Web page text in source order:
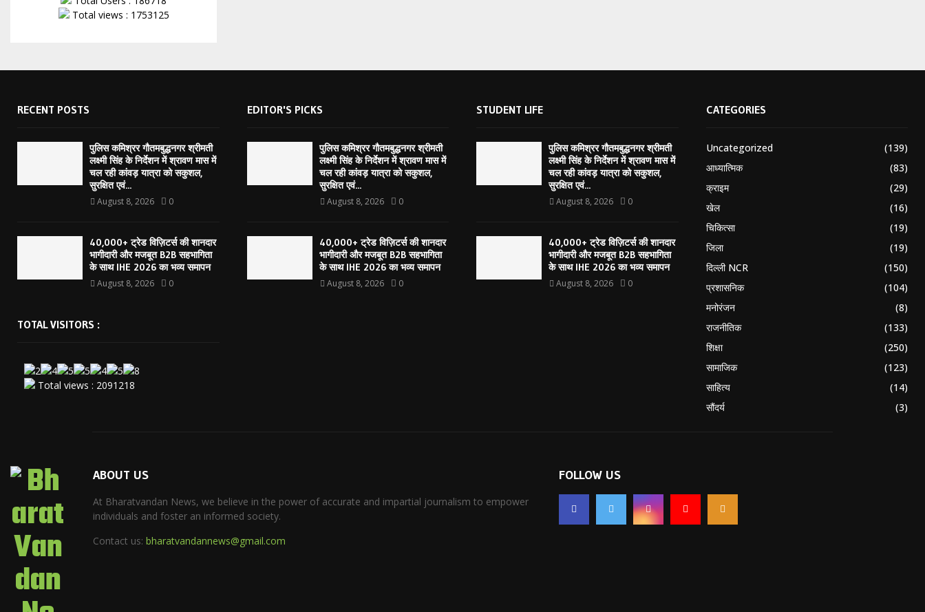
Total views : 1753125
RECENT POSTS
पुलिस कमिश्रर गौतमबुद्धनगर श्रीमती
लक्ष्मी सिंह के निर्देशन में श्रावण मास में
चल रही कांवड़ यात्रा को सकुशल,
सुरक्षित एवं...
August 8, 2026 0
40,000+ ट्रेड विज़िटर्स की शानदार
भागीदारी और मजबूत B2B सहभागिता
के साथ IHE 2026 का भव्य समापन
August 8, 2026 0
TOTAL VISITORS :
Total views : 2091218
EDITOR'S PICKS
पुलिस कमिश्रर गौतमबुद्धनगर श्रीमती
लक्ष्मी सिंह के निर्देशन में श्रावण मास में
चल रही कांवड़ यात्रा को सकुशल,
सुरक्षित एवं...
August 8, 2026 0
40,000+ ट्रेड विज़िटर्स की शानदार
भागीदारी और मजबूत B2B सहभागिता
के साथ IHE 2026 का भव्य समापन
August 8, 2026 0
STUDENT LIFE
पुलिस कमिश्रर गौतमबुद्धनगर श्रीमती
लक्ष्मी सिंह के निर्देशन में श्रावण मास में
चल रही कांवड़ यात्रा को सकुशल,
सुरक्षित एवं...
August 8, 2026 0
40,000+ ट्रेड विज़िटर्स की शानदार
भागीदारी और मजबूत B2B सहभागिता
के साथ IHE 2026 का भव्य समापन
August 8, 2026 0
CATEGORIES
Uncategorized
(139)
आध्यात्मिक
(83)
क्राइम
(29)
खेल
(16)
चिकित्सा
(19)
जिला
(19)
दिल्ली NCR
(150)
प्रशासनिक
(104)
मनोरंजन
(8)
राजनीतिक
(133)
शिक्षा
(250)
सामाजिक
(123)
साहित्य
(14)
सौंदर्य
(3)
ABOUT US
At Bharatvandan News, we believe in the power of accurate and impartial journalism to empower
individuals and foster an informed society.
Contact us: bharatvandannews@gmail.com
FOLLOW US